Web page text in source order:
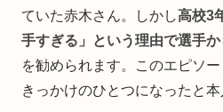
ていた赤木さん。しかし高校3
手すぎる」という理由で選手
を勧められます。このエピソ
きっかけのひとつになったと本